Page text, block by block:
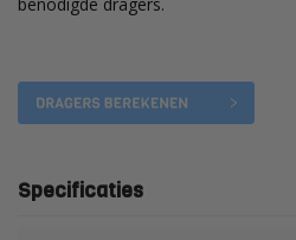
Specificaties